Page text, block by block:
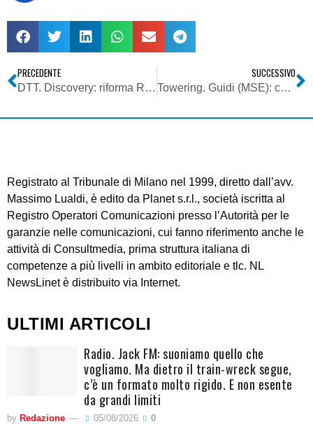
PRECEDENTE
DTT. Discovery: riforma Rai non basta, serve nuova Auditel
SUCCESSIVO
Towering. Guidi (MSE): cessione quote Raiway non riguarda frequenze
Registrato al Tribunale di Milano nel 1999, diretto dall’avv.
Massimo Lualdi, è edito da Planet s.r.l., società iscritta al
Registro Operatori Comunicazioni presso l’Autorità per le
garanzie nelle comunicazioni, cui fanno riferimento anche le
attività di Consultmedia, prima struttura italiana di
competenze a più livelli in ambito editoriale e tlc. NL
NewsLinet è distribuito via Internet.
ULTIMI ARTICOLI
Radio. Jack FM: suoniamo quello che
vogliamo. Ma dietro il train-wreck segue,
c’è un formato molto rigido. E non esente
da grandi limiti
by Redazione 05/08/2026 0